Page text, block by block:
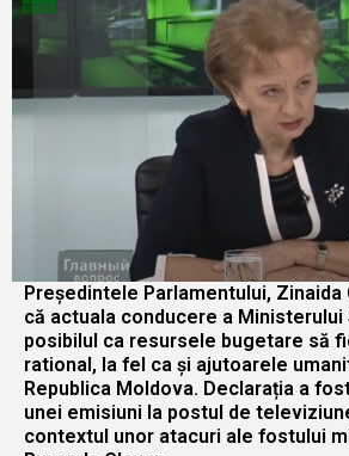
Președintele Parlamentului,
că actuala conducere a
posibilul ca resursele bugetare să
rational, la fel ca și ajutoarele
Republica Moldova. Declarația a
unei emisiuni la postul de
contextul unor atacuri ale fostului